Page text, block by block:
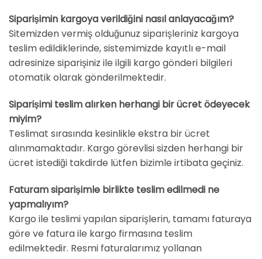
Siparişimin kargoya verildiğini nasıl anlayacağım?
Sitemizden vermiş olduğunuz siparişleriniz kargoya
teslim edildiklerinde, sistemimizde kayıtlı e-mail
adresinize siparişiniz ile ilgili kargo gönderi bilgileri
otomatik olarak gönderilmektedir.
Siparişimi teslim alırken herhangi bir ücret ödeyecek
miyim?
Teslimat sırasında kesinlikle ekstra bir ücret
alınmamaktadır. Kargo görevlisi sizden herhangi bir
ücret istediği takdirde lütfen bizimle irtibata geçiniz.
Faturam siparişimle birlikte teslim edilmedi ne
yapmalıyım?
Kargo ile teslimi yapılan siparişlerin, tamamı faturaya
göre ve fatura ile kargo firmasına teslim
edilmektedir. Resmi faturalarımız yollanan